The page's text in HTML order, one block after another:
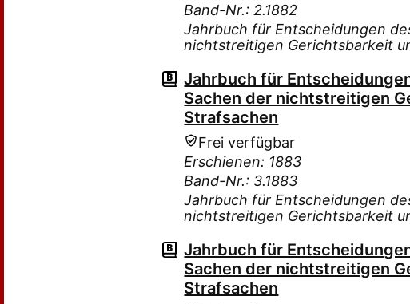
Band-Nr.: 2.1882
Jahrbuch für Entscheidungen
nichtstreitigen Gerichtsbarkeit
Jahrbuch für
Sachen der nichtstreitigen
Strafsachen
Frei verfügbar
Erschienen: 1883
Band-Nr.: 3.1883
Jahrbuch für Entscheidungen
nichtstreitigen Gerichtsbarkeit
Jahrbuch für
Sachen der nichtstreitigen
Strafsachen